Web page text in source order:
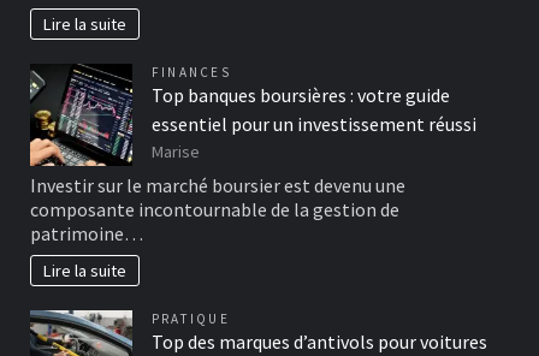
Lire la suite
FINANCES
Top banques boursières : votre guide
essentiel pour un investissement réussi
Marise
Investir sur le marché boursier est devenu une
composante incontournable de la gestion de
patrimoine…
Lire la suite
PRATIQUE
Top des marques d’antivols pour voitures